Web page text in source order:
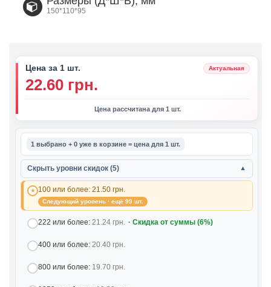
150*110*95
Цена за 1 шт. Актуальная
22.60 грн.
Цена рассчитана для 1 шт.
1 выбрано + 0 уже в корзине = цена для 1 шт.
Скрыть уровни скидок (5) ▼
100 или более: 21.50 грн.
Следующий уровень · ещё 99 шт.
222 или более: 21.24 грн. · Скидка от суммы (6%)
400 или более: 20.40 грн.
800 или более: 19.70 грн.